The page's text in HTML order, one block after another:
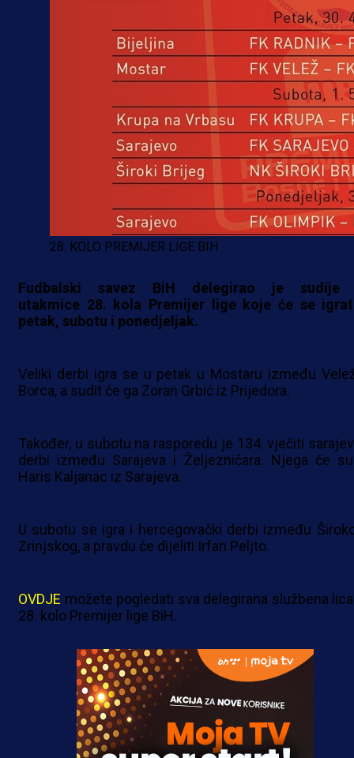
28. KOLO PREMIJER LIGE BIH
Fudbalski savez BiH delegirao je sudije
utakmice 28. kola Premijer lige koje će se
petak, subotu i ponedjeljak.
Veliki derbi igra se u petak u Mostaru između
Borca, a sudit će ga Zoran Grbić iz Prijedora.
Također, u subotu na rasporedu je 134. vječiti
derbi između Sarajeva i Željezničara. Njega će
Haris Kaljanac iz Sarajeva.
U subotu se igra i hercegovački derbi između
Zrinjskog, a pravdu će dijeliti Irfan Peljto.
OVDJE možete pogledati sva delegirana službena
28. kolo Premijer lige BiH.